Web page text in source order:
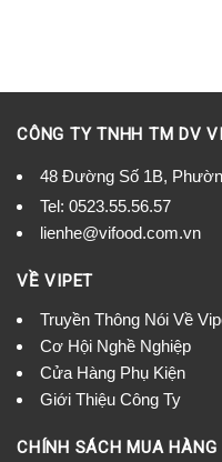
CÔNG TY TNHH TM DV
48 Đường Số 1B,
Tel: 0523.55.56.57
lienhe@vifood.com.vn
VỀ VIPET
Truyền Thông Nói Về
Cơ Hội Nghề Nghiệp
Cửa Hàng Phụ Kiện
Giới Thiệu Công Ty
CHÍNH SÁCH MUA HÀNG